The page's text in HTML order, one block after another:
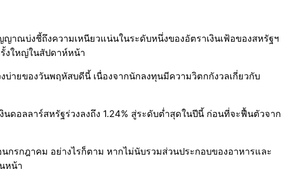
าณบ่งชี้ถึงความเหนียวแน่นในระดับหนึ่งของอัตราเงินเฟ้อของสหรัฐฯ
งใหญ่ในสัปดาห์หน้า
ายของวันพฤหัสบดีนี้ เนื่องจากนักลงทุนมีความวิตกกังวลเกี่ยวกับ
ดอลลาร์สหรัฐร่วงลงถึง 1.24% สู่ระดับต่ำสุดในปีนี้ ก่อนที่จะฟื้นตัวจาก
กรกฎาคม อย่างไรก็ตาม หากไม่นับรวมส่วนประกอบของอาหารและ
หน้า